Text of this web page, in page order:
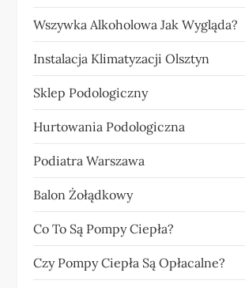
Wszywka Alkoholowa Jak Wygląda?
Instalacja Klimatyzacji Olsztyn
Sklep Podologiczny
Hurtowania Podologiczna
Podiatra Warszawa
Balon Żołądkowy
Co To Są Pompy Ciepła?
Czy Pompy Ciepła Są Opłacalne?